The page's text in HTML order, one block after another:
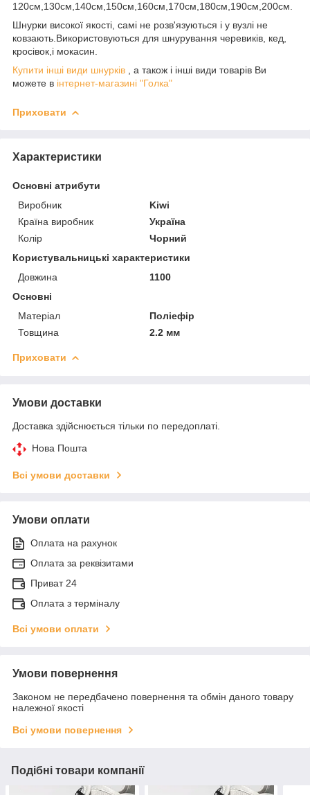
120см,130см,140см,150см,160см,170см,180см,190см,200см.
Шнурки високої якості, самі не розв'язуються і у вузлі не
ковзають.Використовуються для шнурування черевиків, кед,
кросівок,і мокасин.
Купити інші види шнурків , а також і інші види товарів Ви
можете в інтернет-магазині "Голка"
Приховати
Характеристики
Основні атрибути
Виробник
Kiwi
Країна виробник
Україна
Колір
Чорний
Користувальницькі характеристики
Довжина
1100
Основні
Матеріал
Поліефір
Товщина
2.2 мм
Приховати
Умови доставки
Доставка здійснюється тільки по передоплаті.
Нова Пошта
Всі умови доставки
Умови оплати
Оплата на рахунок
Оплата за реквізитами
Приват 24
Оплата з терміналу
Всі умови оплати
Умови повернення
Законом не передбачено повернення та обмін даного товару
належної якості
Всі умови повернення
Подібні товари компанії